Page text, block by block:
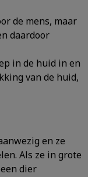
de mens, maar
daardoor
in de huid in en
van de huid,
en ze
Als ze in grote
dier